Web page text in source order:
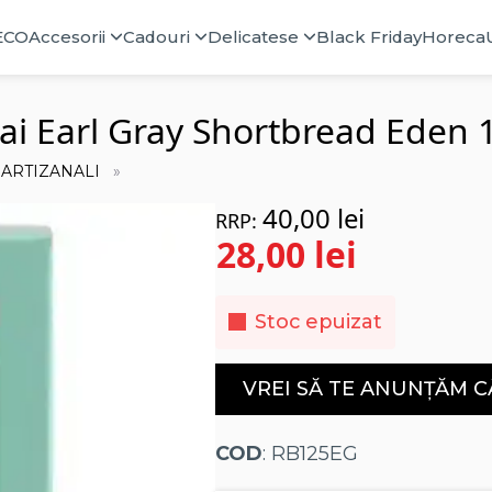
Accesorii Cadouri Delicatese Black FridayHoreca
Earl Gray Shortbread Eden
40,00 lei
inițial
a
fost:
40,00 lei.
28,00 lei
curent
este:
28,00 lei.
Stoc epuizat
VREI SĂ TE ANUNȚĂM
COD: RB125EG